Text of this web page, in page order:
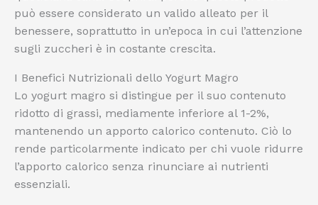
può essere considerato un valido alleato per il
benessere, soprattutto in un’epoca in cui l’attenzione
sugli zuccheri è in costante crescita.
I Benefici Nutrizionali dello Yogurt Magro
Lo yogurt magro si distingue per il suo contenuto
ridotto di grassi, mediamente inferiore al 1-2%,
mantenendo un apporto calorico contenuto. Ciò lo
rende particolarmente indicato per chi vuole ridurre
l’apporto calorico senza rinunciare ai nutrienti
essenziali.